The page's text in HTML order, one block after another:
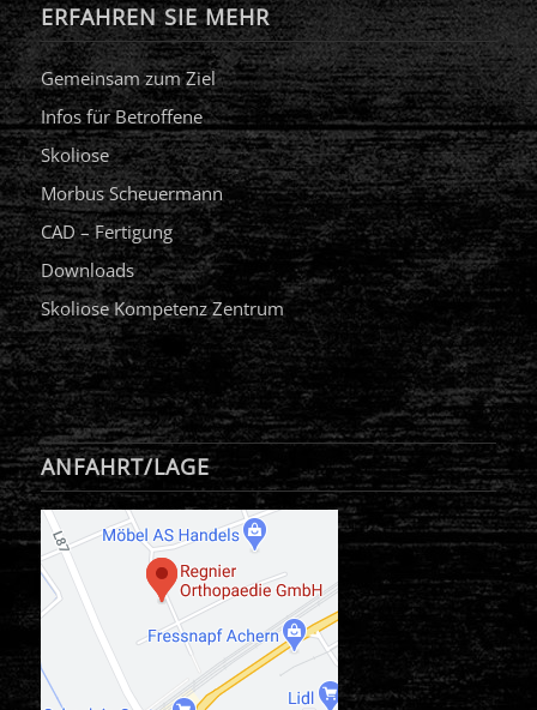
ERFAHREN SIE MEHR
Gemeinsam zum Ziel
Infos für Betroffene
Skoliose
Morbus Scheuermann
CAD – Fertigung
Downloads
Skoliose Kompetenz Zentrum
ANFAHRT/LAGE